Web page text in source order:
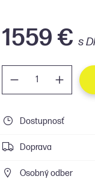
1559 € s
Dostupnosť
Doprava
Osobný odber